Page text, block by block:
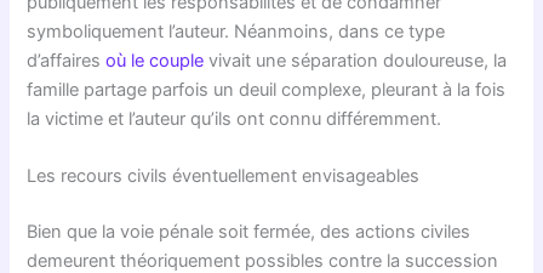
symboliquement l’auteur. Néanmoins, dans ce type
d’affairesoù le couple vivait une séparation douloureuse, la
famille partage parfois un deuil complexe, pleurant à la fois
la victime et l’auteur qu’ils ont connu différemment.
Les recours civils éventuellement envisageables
Bien que la voie pénale soit fermée, des actions civiles
demeurent théoriquement possibles contre la succession